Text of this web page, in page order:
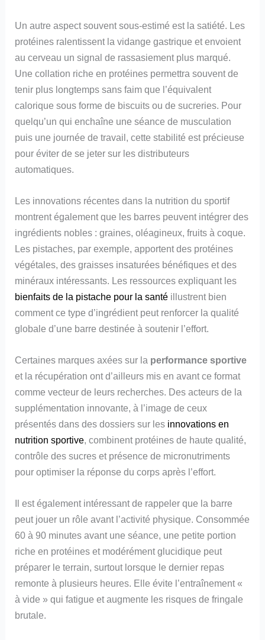
Un autre aspect souvent sous-estimé est la satiété. Les
protéines ralentissent la vidange gastrique et envoient
au cerveau un signal de rassasiement plus marqué.
Une collation riche en protéines permettra souvent de
tenir plus longtemps sans faim que l’équivalent
calorique sous forme de biscuits ou de sucreries. Pour
quelqu’un qui enchaîne une séance de musculation
puis une journée de travail, cette stabilité est précieuse
pour éviter de se jeter sur les distributeurs
automatiques.
Les innovations récentes dans la nutrition du sportif
montrent également que les barres peuvent intégrer des
ingrédients nobles : graines, oléagineux, fruits à coque.
Les pistaches, par exemple, apportent des protéines
végétales, des graisses insaturées bénéfiques et des
minéraux intéressants. Les ressources expliquant les
bienfaits de la pistache pour la santé illustrent bien
comment ce type d’ingrédient peut renforcer la qualité
globale d’une barre destinée à soutenir l’effort.
Certaines marques axées sur la performance sportive
et la récupération ont d’ailleurs mis en avant ce format
comme vecteur de leurs recherches. Des acteurs de la
supplémentation innovante, à l’image de ceux
présentés dans des dossiers sur les innovations en
nutrition sportive, combinent protéines de haute qualité,
contrôle des sucres et présence de micronutriments
pour optimiser la réponse du corps après l’effort.
Il est également intéressant de rappeler que la barre
peut jouer un rôle avant l’activité physique. Consommée
60 à 90 minutes avant une séance, une petite portion
riche en protéines et modérément glucidique peut
préparer le terrain, surtout lorsque le dernier repas
remonte à plusieurs heures. Elle évite l’entraînement «
à vide » qui fatigue et augmente les risques de fringale
brutale.